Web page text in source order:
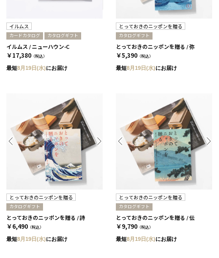
イルムス
カードカタログ カタログギフト
イルムス / ニューハウン-C
￥17,380 （税込）
最短8月19日(水)にお届け
とっておきのニッポンを贈る
カタログギフト
とっておきのニッポンを贈る / 弥
￥5,390 （税込）
最短8月19日(水)にお届け
とっておきのニッポンを贈る
カタログギフト
とっておきのニッポンを贈る / 詩
￥6,490 （税込）
最短8月19日(水)にお届け
とっておきのニッポンを贈る
カタログギフト
とっておきのニッポンを贈る / 伝
￥9,790 （税込）
最短8月19日(水)にお届け